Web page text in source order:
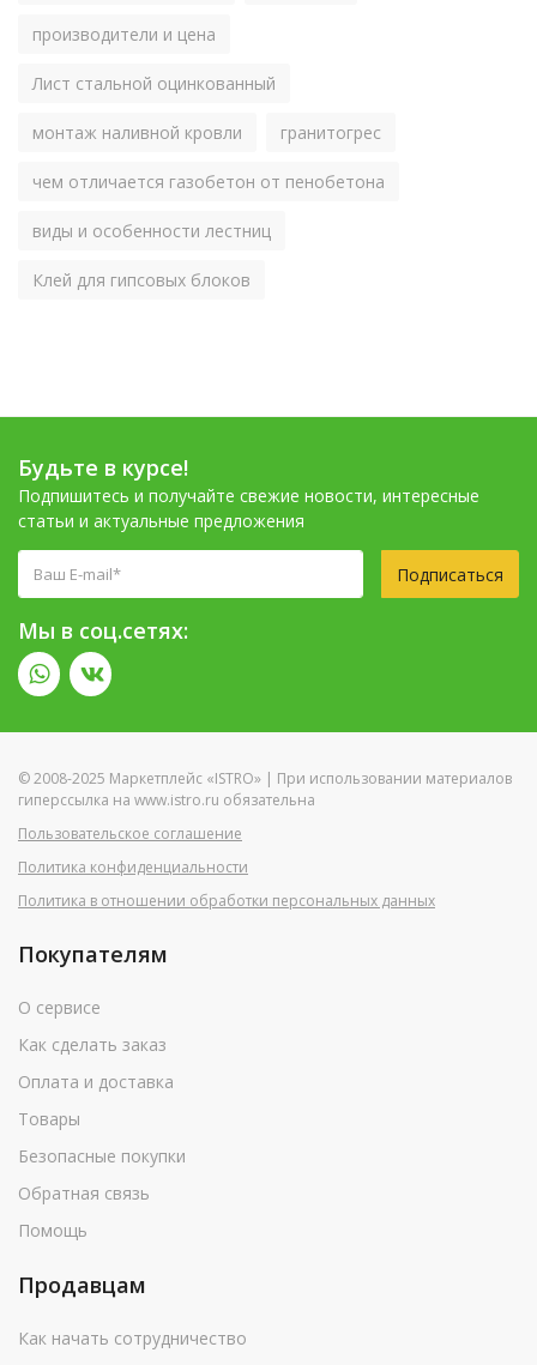
производители и цена
Лист стальной оцинкованный
монтаж наливной кровли гранитогрес
чем отличается газобетон от пенобетона
виды и особенности лестниц
Клей для гипсовых блоков
Будьте в курсе!
Подпишитесь и получайте свежие новости, интересные
статьи и актуальные предложения
Подписаться
Мы в соц.сетях:
© 2008-2025 Маркетплейс «ISTRO» | При использовании материалов
гиперссылка на www.istro.ru обязательна
Пользовательское соглашение
Политика конфиденциальности
Политика в отношении обработки персональных данных
Покупателям
О сервисе
Как сделать заказ
Оплата и доставка
Товары
Безопасные покупки
Обратная связь
Помощь
Продавцам
Как начать сотрудничество